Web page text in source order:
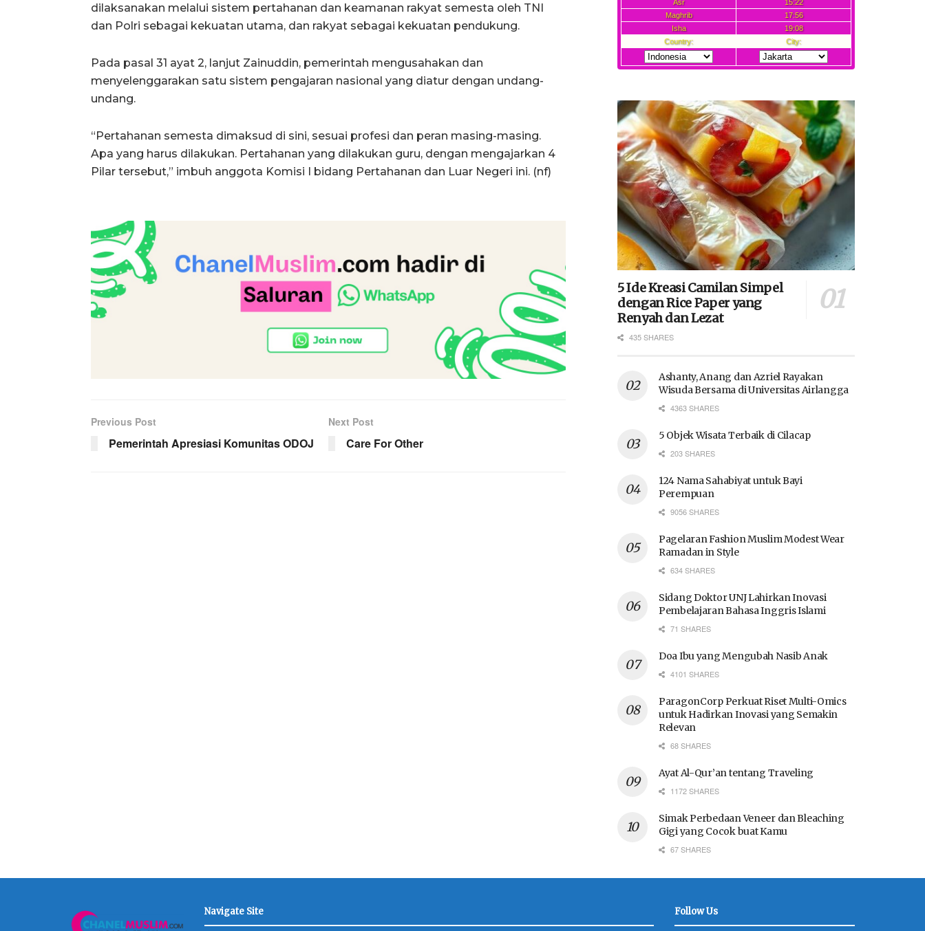
dilaksanakan melalui sistem pertahanan dan keamanan rakyat semesta oleh TNI
dan Polri sebagai kekuatan utama, dan rakyat sebagai kekuatan pendukung.
Pada pasal 31 ayat 2, lanjut Zainuddin, pemerintah mengusahakan dan
menyelenggarakan satu sistem pengajaran nasional yang diatur dengan undang-
undang.
“Pertahanan semesta dimaksud di sini, sesuai profesi dan peran masing-masing.
Apa yang harus dilakukan. Pertahanan yang dilakukan guru, dengan mengajarkan 4
Pilar tersebut,” imbuh anggota Komisi I bidang Pertahanan dan Luar Negeri ini. (nf)
Previous Post
Pemerintah Apresiasi Komunitas ODOJ
Next Post
Care For Other
5 Ide Kreasi Camilan Simpel
dengan Rice Paper yang
Renyah dan Lezat
435 SHARES
Ashanty, Anang dan Azriel Rayakan
Wisuda Bersama di Universitas Airlangga
4363 SHARES
5 Objek Wisata Terbaik di Cilacap
203 SHARES
124 Nama Sahabiyat untuk Bayi
Perempuan
9056 SHARES
Pagelaran Fashion Muslim Modest Wear
Ramadan in Style
634 SHARES
Sidang Doktor UNJ Lahirkan Inovasi
Pembelajaran Bahasa Inggris Islami
71 SHARES
Doa Ibu yang Mengubah Nasib Anak
4101 SHARES
ParagonCorp Perkuat Riset Multi-Omics
untuk Hadirkan Inovasi yang Semakin
Relevan
68 SHARES
Ayat Al-Qur’an tentang Traveling
1172 SHARES
Simak Perbedaan Veneer dan Bleaching
Gigi yang Cocok buat Kamu
67 SHARES
Navigate Site Follow Us